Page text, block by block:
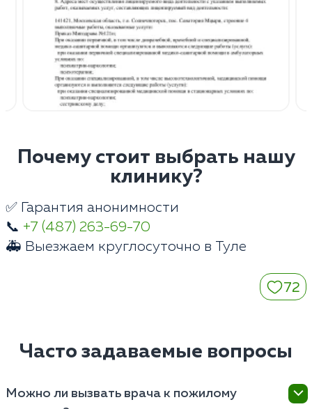
Почему стоит выбрать нашу
клинику?
✅ Гарантия анонимности
📞 +7 (487) 263-69-70
🚑 Выезжаем круглосуточно в Туле
72
Часто задаваемые вопросы
Можно ли вызвать врача к пожилому